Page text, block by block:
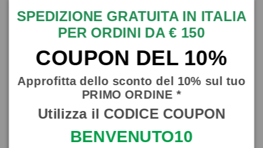
Descrizione
ceramica di Caltagirone realizzato e decorato
minuziosamente a mano dai nostri maestri
artigiani.
Misure: Altezza 20 cm, diametro 15 cm (circa).
Da utilizzare anche come centro tavola,
abbellirà sicuramente ogni angolo della vostra
Trattandosi di articoli artigianali interamente
SPEDIZIONE GRATUITA IN ITALIA
PER ORDINI DA € 150
COUPON DEL 10%
Approfitta dello sconto del 10% sul tuo
PRIMO ORDINE *
Utilizza il CODICE COUPON
BENVENUTO10